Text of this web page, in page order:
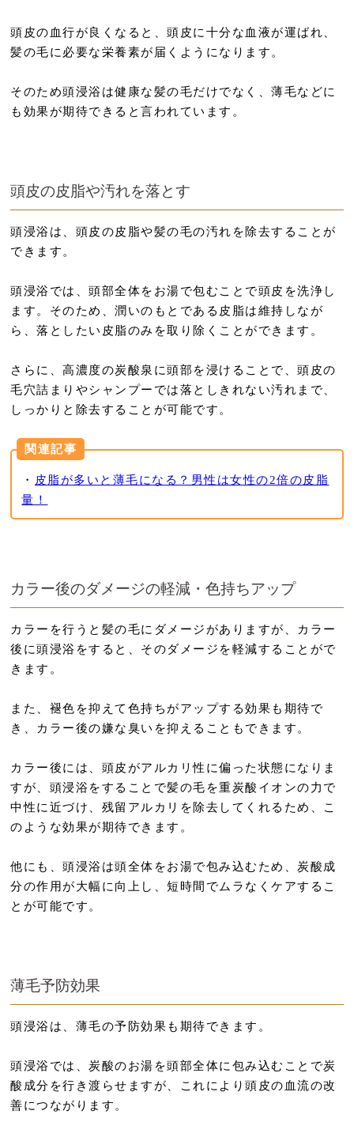
頭皮の血行が良くなると、頭皮に十分な血液が運ばれ、
髪の毛に必要な栄養素が届くようになります。
そのため頭浸浴は健康な髪の毛だけでなく、薄毛などに
も効果が期待できると言われています。
頭皮の皮脂や汚れを落とす
頭浸浴は、頭皮の皮脂や髪の毛の汚れを除去することが
できます。
頭浸浴では、頭部全体をお湯で包むことで頭皮を洗浄し
ます。そのため、潤いのもとである皮脂は維持しなが
ら、落としたい皮脂のみを取り除くことができます。
さらに、高濃度の炭酸泉に頭部を浸けることで、頭皮の
毛穴詰まりやシャンプーでは落としきれない汚れまで、
しっかりと除去することが可能です。
関連記事
・
皮脂が多いと薄毛になる？男性は女性の2倍の皮脂
量！
カラー後のダメージの軽減・色持ちアップ
カラーを行うと髪の毛にダメージがありますが、カラー
後に頭浸浴をすると、そのダメージを軽減することがで
きます。
また、褪色を抑えて色持ちがアップする効果も期待で
き、カラー後の嫌な臭いを抑えることもできます。
カラー後には、頭皮がアルカリ性に偏った状態になりま
すが、頭浸浴をすることで髪の毛を重炭酸イオンの力で
中性に近づけ、残留アルカリを除去してくれるため、こ
のような効果が期待できます。
他にも、頭浸浴は頭全体をお湯で包み込むため、炭酸成
分の作用が大幅に向上し、短時間でムラなくケアするこ
とが可能です。
薄毛予防効果
頭浸浴は、薄毛の予防効果も期待できます。
頭浸浴では、炭酸のお湯を頭部全体に包み込むことで炭
酸成分を行き渡らせますが、これにより頭皮の血流の改
善につながります。